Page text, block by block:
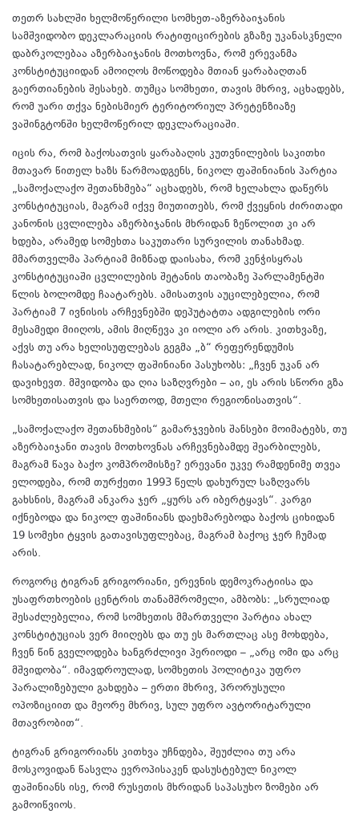
თეთრ სახლში ხელმოწერილი სომხეთ-აზერბაიჯანის
სამშვიდობო დეკლარაციის რატიფიცირების გზაზე უკანასკნელი
დაბრკოლებაა აზერბაიჯანის მოთხოვნა, რომ ერევანმა
კონსტიტუციიდან ამოიღოს მოწოდება მთიან ყარაბაღთან
გაერთიანების შესახებ. თუმცა სომხეთი, თავის მხრივ, აცხადებს,
რომ უარი თქვა ნებისმიერ ტერიტორიულ პრეტენზიაზე
ვაშინგტონში ხელმოწერილ დეკლარაციაში.
იცის რა, რომ ბაქოსათვის ყარაბაღის კუთვნილების საკითხი
მთავარ წითელ ხაზს წარმოადგენს, ნიკოლ ფაშინიანის პარტია
„სამოქალაქო შეთანხმება“ აცხადებს, რომ ხელახლა დაწერს
კონსტიტუციას, მაგრამ იქვე მიუთითებს, რომ ქვეყნის ძირითადი
კანონის ცვლილება აზერბიჯანის მხრიდან ზეწოლით კი არ
ხდება, არამედ სომეხთა საკუთარი სურვილის თანახმად.
მმართველმა პარტიამ მიზნად დაისახა, რომ კენჭისყრას
კონსტიტუციაში ცვლილების შეტანის თაობაზე პარლამენტში
წლის ბოლომდე ჩაატარებს. ამისათვის აუცილებელია, რომ
პარტიამ 7 ივნისის არჩევნებში დეპუტატთა ადგილების ორი
მესამედი მიიღოს, ამის მიღწევა კი იოლი არ არის. კითხვაზე,
აქვს თუ არა ხელისუფლებას გეგმა „ბ“ რეფერენდუმის
ჩასატარებლად, ნიკოლ ფაშინიანი პასუხობს: „ჩვენ უკან არ
დავიხევთ. მშვიდობა და ღია საზღვრები – აი, ეს არის სწორი გზა
სომხეთისათვის და საერთოდ, მთელი რეგიონისათვის“.
„სამოქალაქო შეთანხმების“ გამარჯვების შანსები მოიმატებს, თუ
აზერბაიჯანი თავის მოთხოვნას არჩევნებამდე შეარბილებს,
მაგრამ წავა ბაქო კომპრომისზე? ერევანი უკვე რამდენიმე თვეა
ელოდება, რომ თურქეთი 1993 წელს დახურულ საზღვარს
გახსნის, მაგრამ ანკარა ჯერ „ყურს არ იბერტყავს“. კარგი
იქნებოდა და ნიკოლ ფაშინიანს დაეხმარებოდა ბაქოს ციხიდან
19 სომეხი ტყვის გათავისუფლებაც, მაგრამ ბაქოც ჯერ ჩუმად
არის.
როგორც ტიგრან გრიგორიანი, ერევნის დემოკრატიისა და
უსაფრთხოების ცენტრის თანამშრომელი, ამბობს: „სრულიად
შესაძლებელია, რომ სომხეთის მმართველი პარტია ახალ
კონსტიტუციას ვერ მიიღებს და თუ ეს მართლაც ასე მოხდება,
ჩვენ წინ გველოდება ხანგრძლივი პერიოდი – „არც ომი და არც
მშვიდობა“. იმავდროულად, სომხეთის პოლიტიკა უფრო
პარალიზებული გახდება – ერთი მხრივ, პრორუსული
ოპოზიციით და მეორე მხრივ, სულ უფრო ავტორიტარული
მთავრობით“.
ტიგრან გრიგორიანს კითხვა უჩნდება, შეუძლია თუ არა
მოსკოვიდან წასვლა ევროპისაკენ დასუსტებულ ნიკოლ
ფაშინიანს ისე, რომ რუსეთის მხრიდან საპასუხო ზომები არ
გამოიწვიოს.